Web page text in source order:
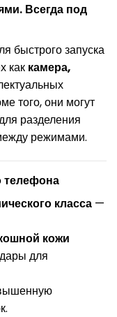
Всегда под
быстрого запуска
как камера,
того, они могут
разделения
режимами.
телефона
класса —
кожи
для